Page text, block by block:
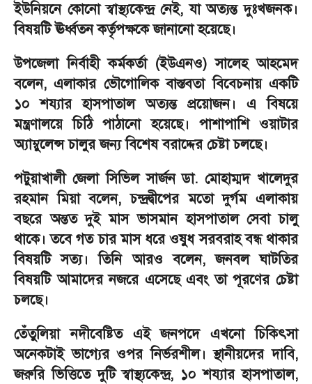
ইউনিয়নে কোনো স্বাস্থ্যকেন্দ্র নেই, যা অত্যন্ত দুঃখজনক।
বিষয়টি ঊর্ধ্বতন কর্তৃপক্ষকে জানানো হয়েছে।
উপজেলা নির্বাহী কর্মকর্তা (ইউএনও) সালেহ আহমেদ
বলেন, এলাকার ভৌগোলিক বাস্তবতা বিবেচনায় একটি
১০ শয্যার হাসপাতাল অত্যন্ত প্রয়োজন। এ বিষয়ে
মন্ত্রণালয়ে চিঠি পাঠানো হয়েছে। পাশাপাশি ওয়াটার
অ্যাম্বুলেন্স চালুর জন্য বিশেষ বরাদ্দের চেষ্টা চলছে।
পটুয়াখালী জেলা সিভিল সার্জন ডা. মোহাম্মদ খালেদুর
রহমান মিয়া বলেন, চন্দ্রদ্বীপের মতো দুর্গম এলাকায়
বছরে অন্তত দুই মাস ভাসমান হাসপাতাল সেবা চালু
থাকে। তবে গত চার মাস ধরে ওষুধ সরবরাহ বন্ধ থাকার
বিষয়টি সত্য। তিনি আরও বলেন, জনবল ঘাটতির
বিষয়টি আমাদের নজরে এসেছে এবং তা পূরণের চেষ্টা
চলছে।
তেঁতুলিয়া নদীবেষ্টিত এই জনপদে এখনো চিকিৎসা
অনেকটাই ভাগ্যের ওপর নির্ভরশীল। স্থানীয়দের দাবি,
জরুরি ভিত্তিতে দুটি স্বাস্থ্যকেন্দ্র, ১০ শয্যার হাসপাতাল,